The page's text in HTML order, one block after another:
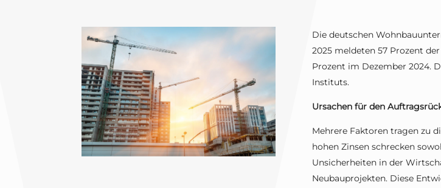
Die deutschen
2025 meldeten 57 Prozent
Prozent im Dezember 2024.
Instituts.
Ursachen für den
Mehrere Faktoren tragen zu
hohen Zinsen schrecken
Unsicherheiten in der
Neubauprojekten. Diese